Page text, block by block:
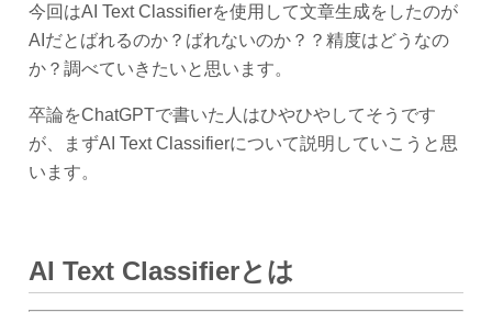
今回はAI Text Classifierを使用して文章生成をしたのが
AIだとばれるのか？ばれないのか？？精度はどうなの
か？調べていきたいと思います。
卒論をChatGPTで書いた人はひやひやしてそうです
が、まずAI Text Classifierについて説明していこうと思
います。
AI Text Classifierとは